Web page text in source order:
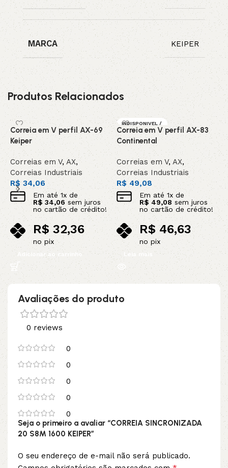
MARCA KEIPER
Produtos Relacionados
Correia em V perfil AX-69
Keiper
Correias em V, AX,
Correias Industriais
R$34,06
Em até1x de
R$ 34,06 sem juros
no cartão de crédito!
R$ 32,36
no pix
Adicionar ao carrinho
INDISPONIVEL /
SOB ENCOMEN
DA
Correia em V perfil AX-83
Continental
Correias em V, AX,
Correias Industriais
R$49,08
Em até 1x de
R$ 49,08sem juros
no cartão de crédito!
R$ 46,63
no pix
Leia mais
Avaliações do produto
0 reviews
0
0
0
0
0
Seja o primeiro a avaliar “CORREIA SINCRONIZADA
20 S8M 1600 KEIPER”
O seu endereço de e-mail não será publicado.